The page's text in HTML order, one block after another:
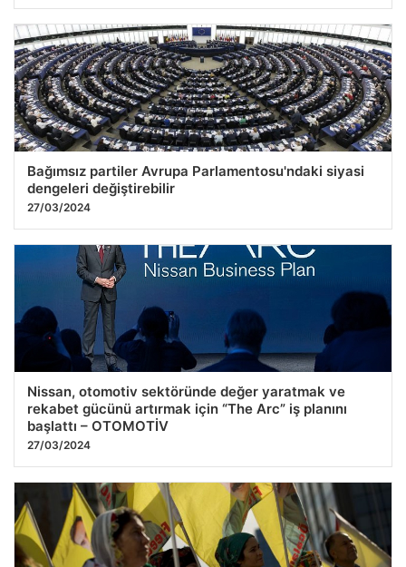
Bağımsız partiler Avrupa Parlamentosu'ndaki siyasi
dengeleri değiştirebilir
27/03/2024
Nissan, otomotiv sektöründe değer yaratmak ve
rekabet gücünü artırmak için “The Arc” iş planını
başlattı – OTOMOTİV
27/03/2024